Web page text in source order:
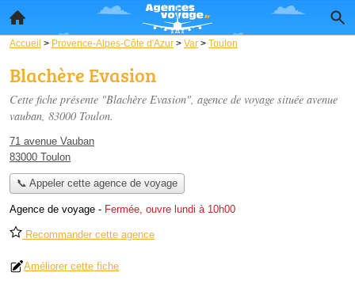
Accueil > Provence-Alpes-Côte d'Azur > Var > Toulon
Blachère Evasion
Cette fiche présente "Blachère Evasion", agence de voyage située avenue
vauban, 83000 Toulon.
71 avenue Vauban
83000 Toulon
📞 Appeler cette agence de voyage
Agence de voyage - Fermée, ouvre lundi à 10h00
Recommander cette agence
Améliorer cette fiche